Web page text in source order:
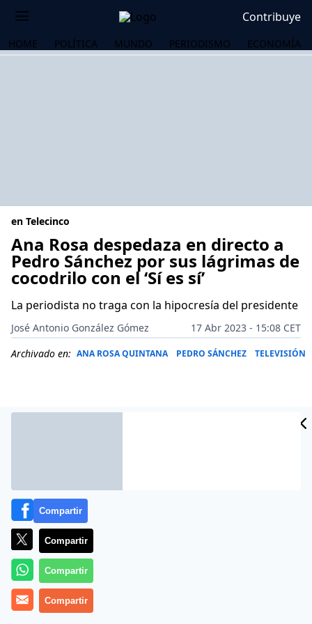
Contribuye
HOME POLÍTICA MUNDO PERIODISMO ECONOMÍA
en Telecinco
Ana Rosa despedaza en directo a
Pedro Sánchez por sus lágrimas de
cocodrilo con el ‘Sí es sí’
La periodista no traga con la hipocresía del presidente
José Antonio González Gómez
17 Abr 2023 - 15:08 CET
Archivado en: ANA ROSA QUINTANA PEDRO SÁNCHEZ TELEVISIÓN
Más información
Compartir
Compartir
Compartir
Compartir